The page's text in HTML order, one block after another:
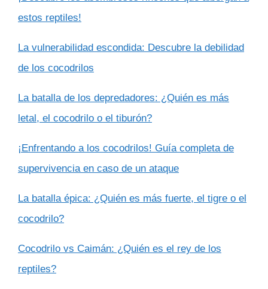
estos reptiles!
La vulnerabilidad escondida: Descubre la debilidad
de los cocodrilos
La batalla de los depredadores: ¿Quién es más
letal, el cocodrilo o el tiburón?
¡Enfrentando a los cocodrilos! Guía completa de
supervivencia en caso de un ataque
La batalla épica: ¿Quién es más fuerte, el tigre o el
cocodrilo?
Cocodrilo vs Caimán: ¿Quién es el rey de los
reptiles?